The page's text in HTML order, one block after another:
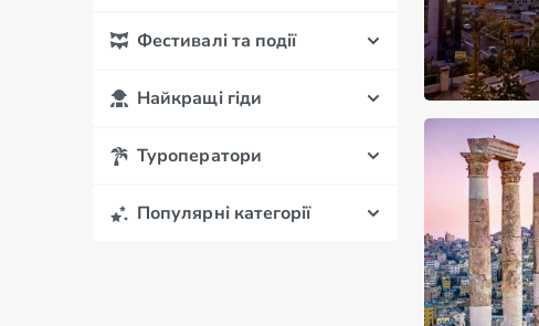
Фестивалі та події
Найкращі гіди
Туроператори
Популярні категорії